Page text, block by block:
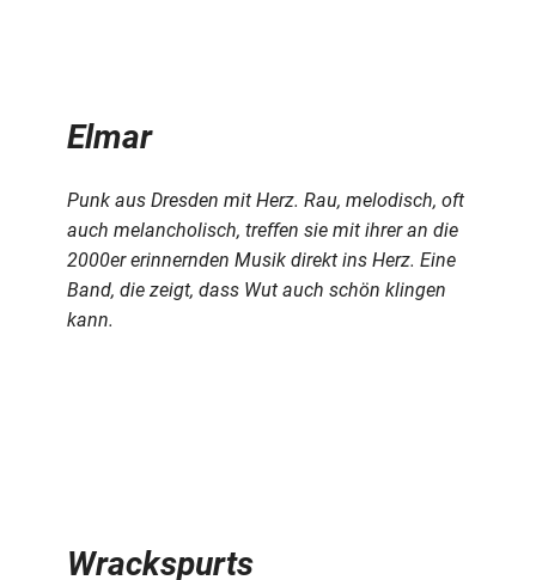
Elmar
Punk aus Dresden mit Herz. Rau, melodisch, oft
auch melancholisch, treffen sie mit ihrer an die
2000er erinnernden Musik direkt ins Herz. Eine
Band, die zeigt, dass Wut auch schön klingen
kann.
Wrackspurts